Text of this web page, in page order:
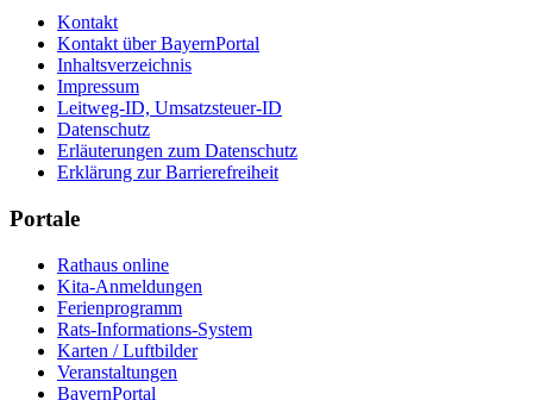
Kontakt
Kontakt über BayernPortal
Inhaltsverzeichnis
Impressum
Leitweg-ID, Umsatzsteuer-ID
Datenschutz
Erläuterungen zum Datenschutz
Erklärung zur Barrierefreiheit
Portale
Rathaus online
Kita-Anmeldungen
Ferienprogramm
Rats-Informations-System
Karten / Luftbilder
Veranstaltungen
BayernPortal